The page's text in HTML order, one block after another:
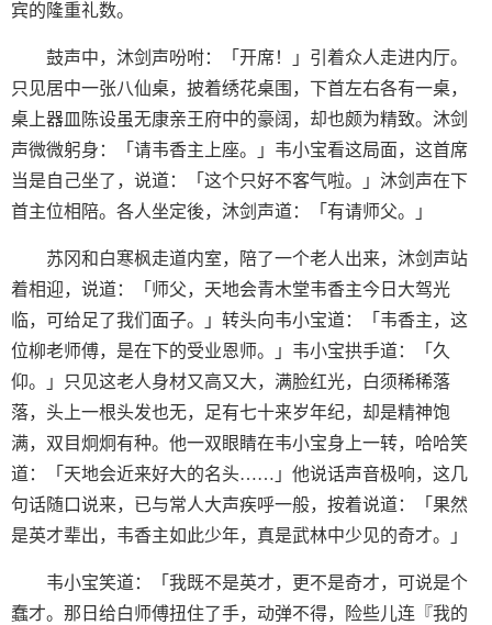
宾的隆重礼数。
鼓声中，沐剑声吩咐：「开席！」引着众人走进内厅。
只见居中一张八仙桌，披着绣花桌围，下首左右各有一桌，
桌上器皿陈设虽无康亲王府中的豪阔，却也颇为精致。沐剑
声微微躬身：「请韦香主上座。」韦小宝看这局面，这首席
当是自己坐了，说道：「这个只好不客气啦。」沐剑声在下
首主位相陪。各人坐定後，沐剑声道：「有请师父。」
苏冈和白寒枫走道内室，陪了一个老人出来，沐剑声站
着相迎，说道：「师父，天地会青木堂韦香主今日大驾光
临，可给足了我们面子。」转头向韦小宝道：「韦香主，这
位柳老师傅，是在下的受业恩师。」韦小宝拱手道：「久
仰。」只见这老人身材又高又大，满脸红光，白须稀稀落
落，头上一根头发也无，足有七十来岁年纪，却是精神饱
满，双目炯炯有种。他一双眼睛在韦小宝身上一转，哈哈笑
道：「天地会近来好大的名头……」他说话声音极响，这几
句话随口说来，已与常人大声疾呼一般，按着说道：「果然
是英才辈出，韦香主如此少年，真是武林中少见的奇才。」
韦小宝笑道：「我既不是英才，更不是奇才，可说是个
蠢才。那日给白师傅扭住了手，动弹不得，险些儿连『我的